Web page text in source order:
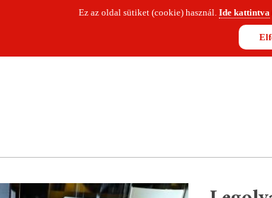
Ez az oldal sütiket (cookie) használ. Ide kattintva